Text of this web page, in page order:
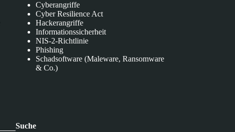
Cyberangriffe
Cyber Resilience Act
Hackerangriffe
Informationssicherheit
NIS-2-Richtlinie
Phishing
Schadsoftware (Maleware, Ransomware
& Co.)
Suche